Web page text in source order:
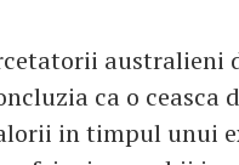
australieni
ca o ceasca
in timpul unui